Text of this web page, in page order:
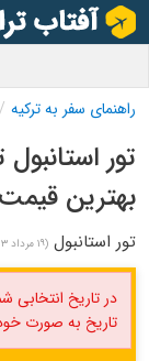
راهنمای سفر به ترکیه
بهترین قیمت
تور استانبول (۱۹ مرداد ۳ شب)
در تاریخ انتخابی
تاریخ به صورت